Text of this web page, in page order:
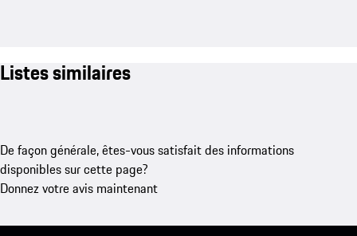
Listes similaires
De façon générale, êtes-vous satisfait des informations
disponibles sur cette page?
Donnez votre avis maintenant